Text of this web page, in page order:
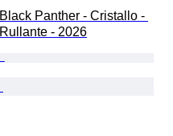
Black Panther - Cristallo -
Rullante - 2026